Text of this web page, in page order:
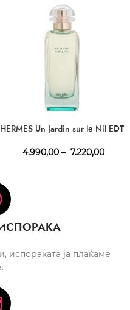
HERMES Un Jardin sur le Nil EDT
4.990,00 – 7.220,00
испораката ја плаќаме